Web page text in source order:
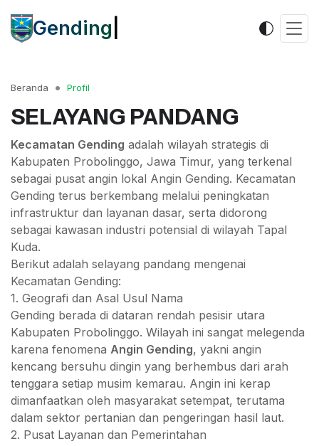
Gen|
Beranda Profil
SELAYANG PANDANG
Kecamatan Gending adalah wilayah strategis di
Kabupaten Probolinggo, Jawa Timur, yang terkenal
sebagai pusat angin lokal Angin Gending. Kecamatan
Gending terus berkembang melalui peningkatan
infrastruktur dan layanan dasar, serta didorong
sebagai kawasan industri potensial di wilayah Tapal
Kuda.
Berikut adalah selayang pandang mengenai
Kecamatan Gending:
1. Geografi dan Asal Usul Nama
Gending berada di dataran rendah pesisir utara
Kabupaten Probolinggo. Wilayah ini sangat melegenda
karena fenomena Angin Gending, yakni angin
kencang bersuhu dingin yang berhembus dari arah
tenggara setiap musim kemarau. Angin ini kerap
dimanfaatkan oleh masyarakat setempat, terutama
dalam sektor pertanian dan pengeringan hasil laut.
2. Pusat Layanan dan Pemerintahan